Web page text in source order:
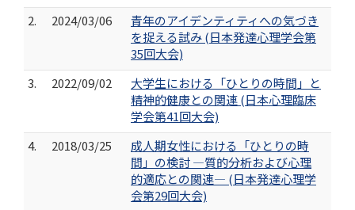
2.
2024/03/06
青年のアイデンティティへの気づき
を捉える試み (日本発達心理学会第
35回大会)
3.
2022/09/02
大学生における「ひとりの時間」と
精神的健康との関連 (日本心理臨床
学会第41回大会)
4.
2018/03/25
成人期女性における「ひとりの時
間」の検討 ―質的分析および心理
的適応との関連― (日本発達心理学
会第29回大会)